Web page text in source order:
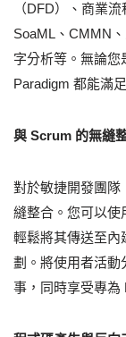
（DFD）、商業
SoaML、CMMN
字分析等。無論您
Paradigm 都能滿
與 Scrum 的無縫
對於敏捷開發團隊
縫整合。您可以使
輕鬆將其傳送至內
劃。將使用者活動
事，同時享受專為